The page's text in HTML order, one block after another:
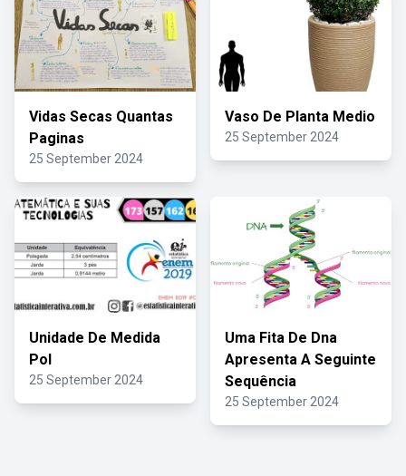
Vidas Secas Quantas
Paginas
25 September 2024
Vaso De Planta Medio
25 September 2024
Unidade De Medida
Pol
25 September 2024
Uma Fita De Dna
Apresenta A Seguinte
Sequência
25 September 2024